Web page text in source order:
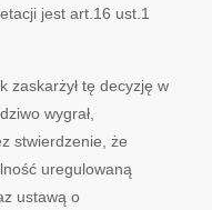
jest art.16 ust.1
zaskarżył tę decyzję w
wygrał,
stwierdzenie, że
uregulowaną
ustawą o